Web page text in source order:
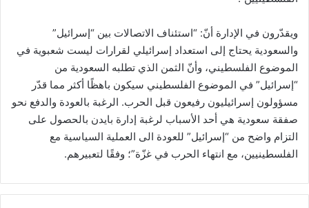
ويقدّرون في الإدارة أنّ: “استئناف الاتصالات بين “إسرائيل”
والسعودية يحتاج إلى استعداد إسرائيلي لقرارات ليست شعبوية في
الموضوع الفلسطيني، وأنّ الثمن الذي تطلبه السعودية من
“إسرائيل” في الموضوع الفلسطيني سيكون باهظًا أكثر مما قدّر
مسؤولون إسرائيليون رفيعون قبل الحرب. الرغبة بالعودة والدفع نحو
صفقة سعودية هي أحد الأسباب لرغبة إدارة بايدن بالحصول على
التزام واضح من “إسرائيل” للعودة الى العملية السياسية مع
الفلسطينيين، مع انتهاء الحرب في غزّة”؛ وفقًا لتعبيرهم.